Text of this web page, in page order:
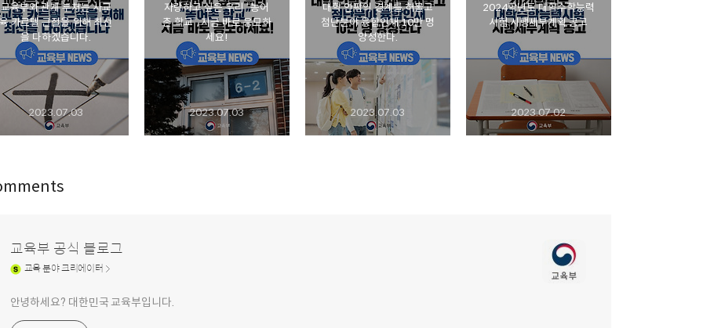
교육부와 관계 부처는 사교
육 카르텔 근절을 위해 최선
을 다하겠습니다.
2023.07.03
자랑하고 싶은 우리 “농어
촌 학교”, 지금 바로 응모하
세요!
2023.07.03
대학 안팎의 경계를 허물고
첨단분야 융합인재 10만 명
양성한다.
2023.07.03
2024학년도 대학수학능력
시험 시행세부계획 공고
2023.07.02
교육부 공식 블로그
교육분야 크리에이터
안녕하세요? 대한민국 교육부입니다.